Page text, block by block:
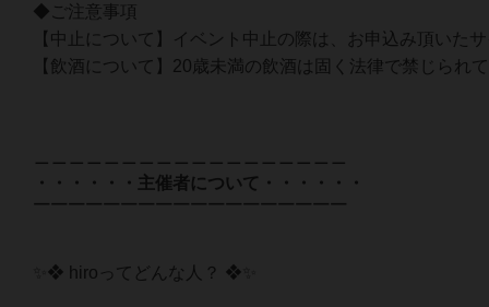
◆ご注意事項
【中止について】イベント中止の際は、お申込み頂い
【飲酒について】20歳未満の飲酒は固く法律で禁じら
・・・・・・主催者について・・・・・・
￣￣￣￣￣￣￣￣￣￣￣￣￣￣￣￣￣￣
✨❖ hiroってどんな人？ ❖✨